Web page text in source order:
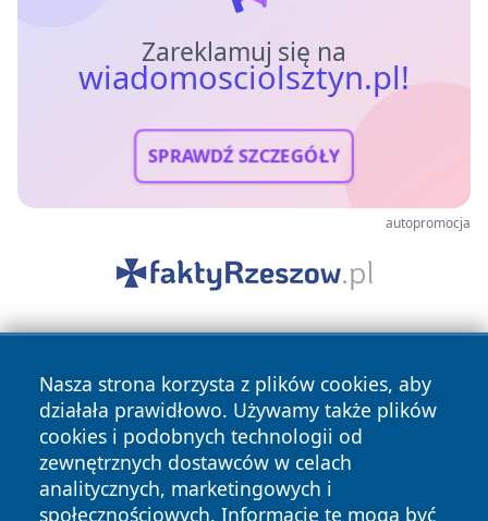
Zareklamuj się na
wiadomosciolsztyn.pl!
SPRAWDŹ SZCZEGÓŁY
autopromocja
Nasza strona korzysta z plików cookies, aby
działała prawidłowo. Używamy także plików
cookies i podobnych technologii od
zewnętrznych dostawców w celach
analitycznych, marketingowych i
społecznościowych. Informacje te mogą być
Copyright © 2026 wiadomosciolsztyn.pl Wszystkie prawa
zastrzeżone.